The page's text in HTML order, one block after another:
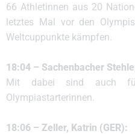
66 Athletinnen aus 20
letztes Mal vor den
Weltcuppunkte kämpfen.
18:04 – Sachenbacher
Mit dabei sind auch
Olympiastarterinnen.
18:06 – Zeller, Katrin (GER):